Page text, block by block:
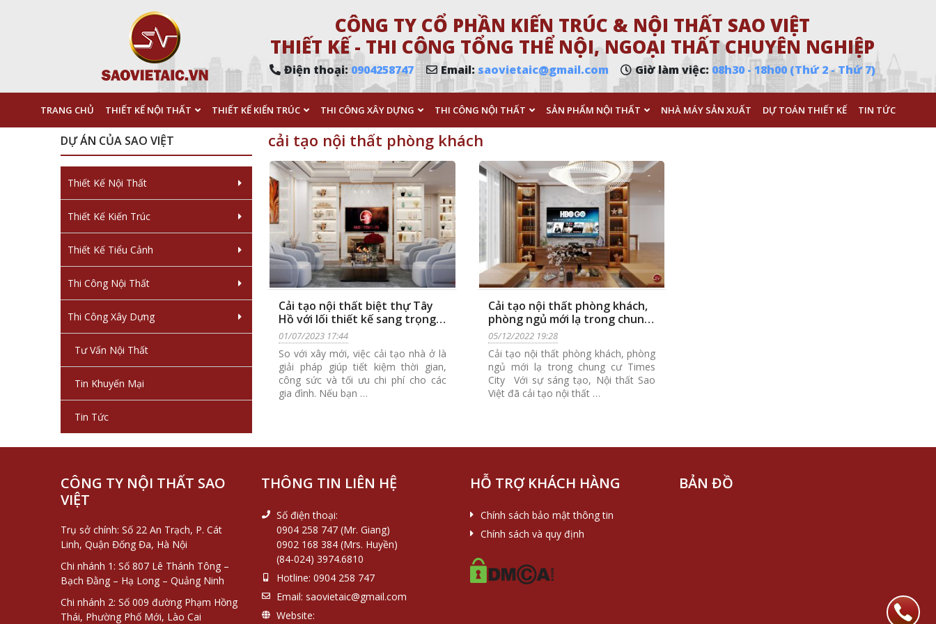
CÔNG TY CỔ PHẦN KIẾN TRÚC & NỘI THẤT SAO VIỆT
THIẾT KẾ - THI CÔNG TỔNG THỂ NỘI, NGOẠI THẤT CHUYÊN NGHIỆP
Điện thoại:0904258747 Email: saovietaic@gmail.com Giờ làm việc: 08h30 - 18h00 (Thứ 2 - Thứ 7)
TRANG CHỦ THIẾT KẾ NỘI THẤT THIẾT KẾ KIẾN TRÚC THI CÔNG XÂY DỰNG THI CÔNG NỘI THẤT SẢN PHẨM NỘI THẤT NHÀ MÁY SẢN XUẤT DỰ TOÁN THIẾT KẾ TIN TỨC
cải tạo nội thất phòng khách
Cải tạo nội thất biệt thự Tây
Hồ với lối thiết kế sang trọng
bậc nhất
01/07/2023 17:44
So với xây mới, việc cải tạo nhà ở là
giải pháp giúp tiết kiệm thời gian,
công sức và tối ưu chi phí cho các
gia đình. Nếu bạn …
Cải tạo nội thất phòng khách,
phòng ngủ mới lạ trong chung
cư Times City
05/12/2022 19:28
Cải tạo nội thất phòng khách, phòng
ngủ mới lạ trong chung cư Times
City Với sự sáng tạo, Nội thất Sao
Việt đã cải tạo nội thất …
DỰ ÁN CỦA SAO VIỆT
Thiết Kế Nội Thất
Thiết Kế Kiến Trúc
Thiết Kế Tiểu Cảnh
Thi Công Nội Thất
Thi Công Xây Dựng
Tư Vấn Nội Thất
Tin Khuyến Mại
Tin Tức
CÔNG TY NỘI THẤT SAO
VIỆT
Trụ sở chính: Số 22 An Trạch, P. Cát
Linh, Quận Đống Đa, Hà Nội
Chi nhánh 1: Số 807 Lê Thánh Tông –
Bạch Đằng – Hạ Long – Quảng Ninh
Chi nhánh 2: Số 009 đường Phạm Hồng
Thái, Phường Phố Mới, Lào Cai
THÔNG TIN LIÊN HỆ
Số điện thoại:
0904 258 747 (Mr. Giang)
0902 168 384 (Mrs. Huyền)
(84-024) 3974.6810
Hotline: 0904 258 747
Email: saovietaic@gmail.com
Website:
HỖ TRỢ KHÁCH HÀNG
Chính sách bảo mật thông tin
Chính sách và quy định
BẢN ĐỒ